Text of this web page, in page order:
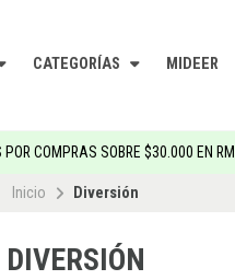
CATEGORÍAS MIDEER
POR COMPRAS SOBRE $30.000 EN RM
Inicio Diversión
DIVERSIÓN